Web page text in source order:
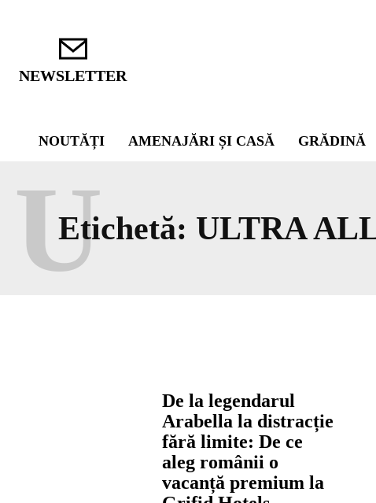
NEWSLETTER
NOUTĂȚI AMENAJĂRI ȘI CASĂ GRĂDINĂ
Etichetă: ULTRA
U
De la legendarul
Arabella la distracție
fără limite: De ce
aleg românii o
vacanță premium la